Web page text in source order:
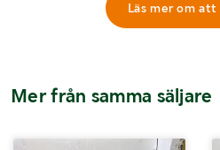
Läs mer om att
Mer från samma säljare